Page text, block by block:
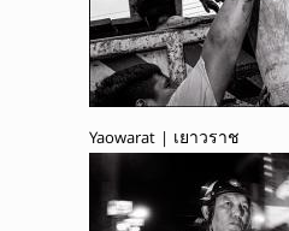
Yaowarat | เยาวราช